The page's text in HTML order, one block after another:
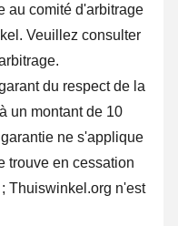
au comité d'arbitrage
Veuillez consulter
du respect de la
un montant de 10
ne s'applique
trouve en cessation
Thuiswinkel.org n'est